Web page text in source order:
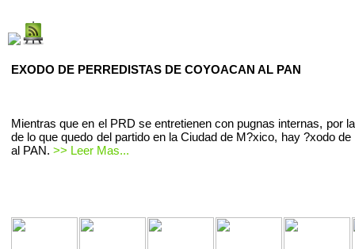
EXODO DE PERREDISTAS DE COYOACAN AL PAN
Mientras que en el PRD se entretienen con pugnas internas, por
de lo que quedo del partido en la Ciudad de M?xico, hay ?xodo de
al PAN. >> Leer Mas...